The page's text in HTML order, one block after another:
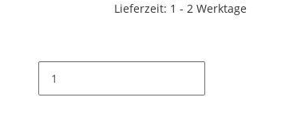
Lieferzeit: 1 - 2 Werktage